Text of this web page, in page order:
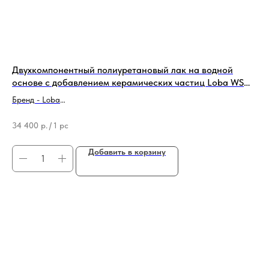
Двухкомпонентный полиуретановый лак на водной
основе с добавлением керамических частиц Loba WS
2K Supra AT матовый (5л)
Бренд - Loba
34 400 р. / 1 pc
Добавить в корзину